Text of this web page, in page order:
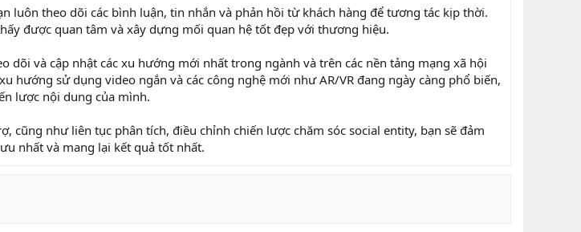
luôn theo dõi các bình luận, tin nhắn và phản hồi từ khách hàng để tương tác kịp thời.
được quan tâm và xây dựng mối quan hệ tốt đẹp với thương hiệu.
dõi và cập nhật các xu hướng mới nhất trong ngành và trên các nền tảng mạng xã hội
hướng sử dụng video ngắn và các công nghệ mới như AR/VR đang ngày càng phổ biến,
lược nội dung của mình.
cũng như liên tục phân tích, điều chỉnh chiến lược chăm sóc social entity, bạn sẽ đảm
nhất và mang lại kết quả tốt nhất.